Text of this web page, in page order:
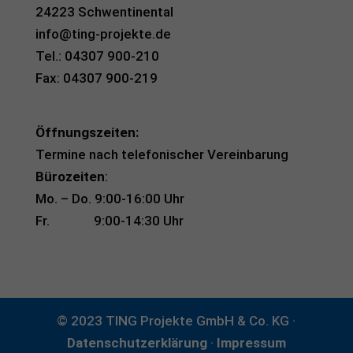
24223 Schwentinental
info@ting-projekte.de
Tel.: 04307 900-210
Fax: 04307 900-219
Öffnungszeiten:
Termine nach telefonischer Vereinbarung
Bürozeiten:
Mo. – Do. 9:00-16:00 Uhr
Fr. 9:00-14:30 Uhr
© 2023 TING Projekte GmbH & Co. KG ·
Datenschutzerklärung· Impressum
erforderlich
Cookie-Informationen anzeigen
Auswertung (5)
powered by Borlabs Cookie
Datenschutzerklärung